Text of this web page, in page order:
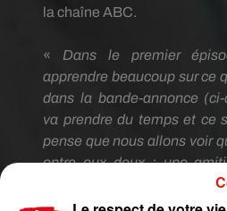
la chaîne ABC.
« Dans le premier
apprendre beaucoup sur ce
dans la bande-annonce
va prendre du temps et ce
pense que nous allons voir
entre eux deux :une
En ce
pas encore.Nous